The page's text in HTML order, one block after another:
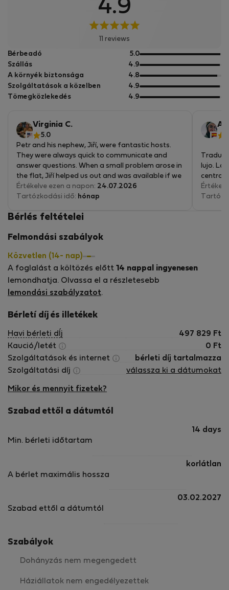
4.9
11 reviews
Bérbeadó 5.05
pontból
Szállás 4.95
pontból
A környék biztonsága 4.85
pontból
Szolgáltatások a közelben 4.95
pontból
Tömegközlekedés 4.95
Virginia C.
5.0
Petr and his nephew, Jiří, were fantastic hosts.
They were always quick to communicate and
answer questions. When a small problem arose in
the flat, Jiří helped us out and was available if we
needed anything during our stay.
The flat was perfect for our 6week stay to take
spacious and I spent a lot of time at the table
to fit our clothes and store 2 of our suitcases. It
nicely.
We would happily stay here again when we next
visit Prague!
Értékelve ezen a napon: 24.07.2026
Tartózkodási idő: hónap
lujo. La
centro
hay
mucha
Bérlés feltételei
Felmondási szabályok
Közvetlen (14- nap)
A foglalást a költözés előtt 14 nappal ingyenesen
lemondhatja. Olvassa el a részletesebb
lemondási szabályzatot.
Bérletí díj és illetékek
Havi bérleti dÍj 497 829 Ft
Kaució/letét
0 Ft
Szolgáltatások és internet
bérleti díj tartalmazza
Szolgáltatási díj
válassza ki a dátumokat
Mikor és mennyit fizetek?
Szabad ettől a dátumtól
Min. bérleti időtartam
14 days
A bérlet maximális hossza
korlátlan
Szabad ettől a dátumtól
03.02.2027
Szabályok
Dohányzás nem megengedett
Háziállatok nem engedélyezettek